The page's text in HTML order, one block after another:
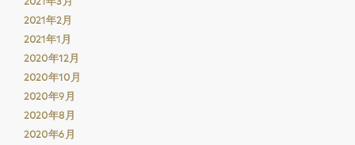
2021年2月
2021年1月
2020年12月
2020年10月
2020年9月
2020年8月
2020年6月